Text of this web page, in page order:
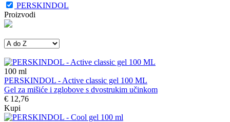
PERSKINDOL
Proizvodi
100 ml
PERSKINDOL - Active classic gel 100 ML
Gel za mišiće i zglobove s dvostrukim učinkom
€ 12,76
Kupi